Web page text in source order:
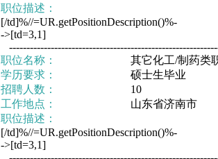
职位描述：
[/td]%//=UR.getPositionDescription()%-
->[td=3,1]
职位名称：
其它化工/制药类
学历要求：
硕士生毕业
招聘人数：
10
工作地点：
山东省济南市
职位描述：
[/td]%//=UR.getPositionDescription()%-
->[td=3,1]